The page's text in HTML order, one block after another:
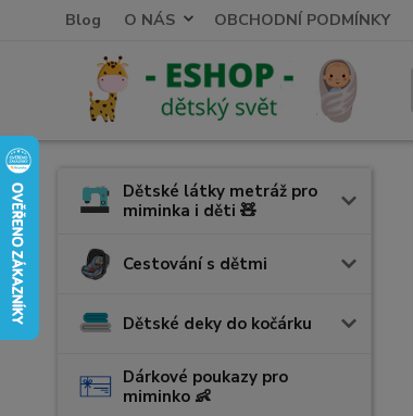
Blog O NÁS OBCHODNÍ PODMÍNKY
Dětské látky metráž pro
miminka i děti 🧸
Cestování s dětmi
Dětské deky do kočárku
Dárkové poukazy pro
miminko 👶